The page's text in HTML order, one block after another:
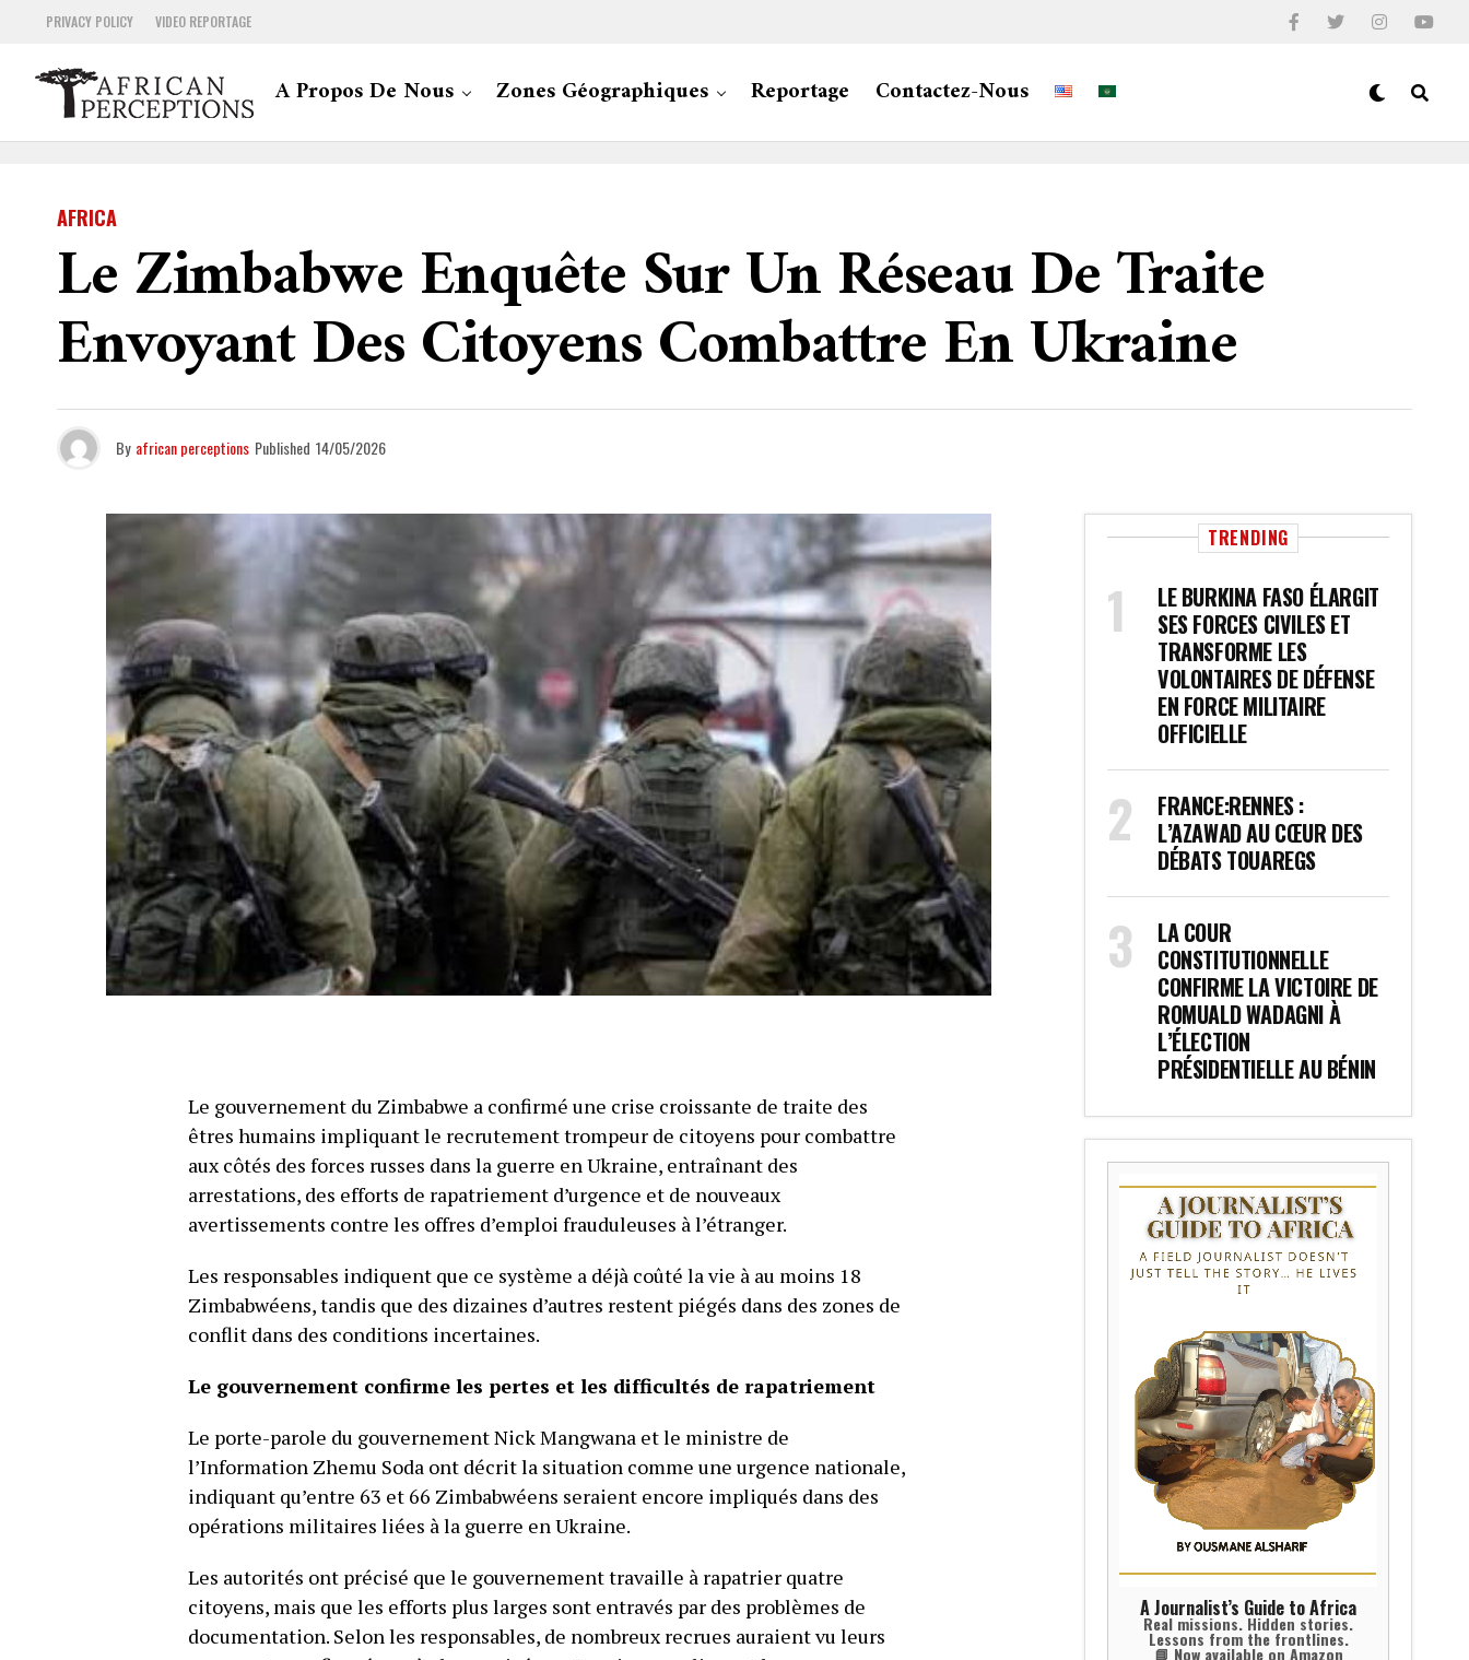
PRIVACY POLICY VIDEO REPORTAGE
A Propos De Nous Zones Géographiques Reportage Contactez-Nous
AFRICA
Le Zimbabwe Enquête Sur Un Réseau De Traite
Envoyant Des Citoyens Combattre En Ukraine
By african perceptions Published 14/05/2026
Le gouvernement du Zimbabwe a confirmé une crise croissante de traite des
êtres humains impliquant le recrutement trompeur de citoyens pour combattre
aux côtés des forces russes dans la guerre en Ukraine, entraînant des
arrestations, des efforts de rapatriement d’urgence et de nouveaux
avertissements contre les offres d’emploi frauduleuses à l’étranger.
Les responsables indiquent que ce système a déjà coûté la vie à au moins 18
Zimbabwéens, tandis que des dizaines d’autres restent piégés dans des zones de
conflit dans des conditions incertaines.
Le gouvernement confirme les pertes et les difficultés de rapatriement
Le porte-parole du gouvernement Nick Mangwana et le ministre de
l’Information Zhemu Soda ont décrit la situation comme une urgence nationale,
indiquant qu’entre 63 et 66 Zimbabwéens seraient encore impliqués dans des
opérations militaires liées à la guerre en Ukraine.
Les autorités ont précisé que le gouvernement travaille à rapatrier quatre
citoyens, mais que les efforts plus larges sont entravés par des problèmes de
documentation. Selon les responsables, de nombreux recrues auraient vu leurs
TRENDING
LE BURKINA FASO ÉLARGIT
SES FORCES CIVILES ET
TRANSFORME LES
VOLONTAIRES DE DÉFENSE
EN FORCE MILITAIRE
OFFICIELLE
FRANCE:RENNES :
L’AZAWAD AU CŒUR DES
DÉBATS TOUAREGS
LA COUR
CONSTITUTIONNELLE
CONFIRME LA VICTOIRE DE
ROMUALD WADAGNI À
L’ÉLECTION
PRÉSIDENTIELLE AU BÉNIN
A Journalist’s Guide to Africa
Real missions. Hidden stories.
Lessons from the frontlines.
📘 Now available on Amazon